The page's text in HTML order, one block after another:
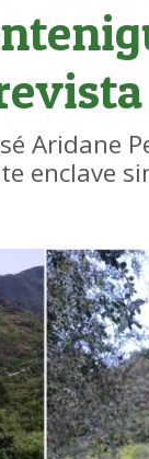
Aridane
enclave